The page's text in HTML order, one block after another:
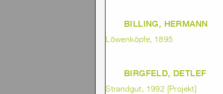
BILLING, HERMANN
Löwenköpfe, 1895
BIRGFELD, DETLEF
Strandgut, 1992 [Projekt]